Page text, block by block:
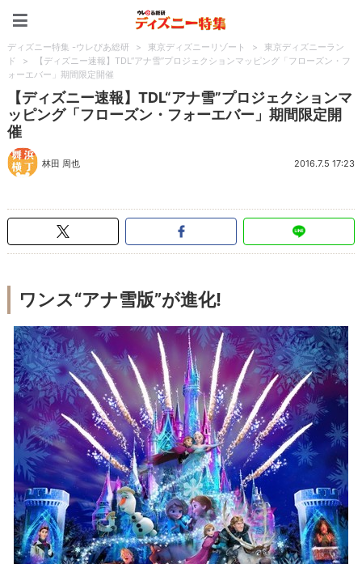
ディズニー特集 -ウレぴあ総研 > 東京ディズニーリゾート >
東京ディズニーラン
ド
>
【ディズニー速報】TDL“アナ雪”プロジェクションマッピング「フローズン・フ
ォーエバー」期間限定開催
【ディズニー速報】TDL“アナ雪”プロジェクションマ
ッピング「フローズン・フォーエバー」期間限定開
催
林田 周也 2016.7.5 17:23
ワンス“アナ雪版”が進化!